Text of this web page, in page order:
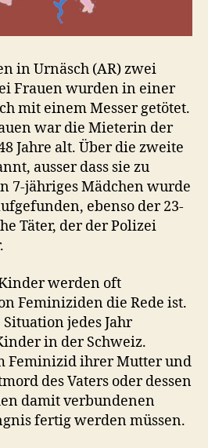
in Urnäsch (AR) zwei
Frauen wurden in einer
mit einem Messer getötet.
war die Mieterin der
Jahre alt. Über die zweite
ausser dass sie zu
7-jähriges Mädchen wurde
ebenso der 23-
Täter, der der Polizei
werden oft
Feminiziden die Rede ist.
jedes Jahr
in der Schweiz.
Feminizid ihrer Mutter und
des Vaters oder dessen
damit verbundenen
fertig werden müssen.